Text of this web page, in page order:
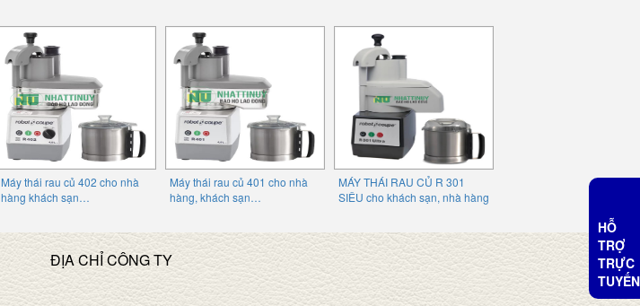
Máy thái rau củ 402 cho nhà
hàng khách sạn…
Máy thái rau củ 401 cho nhà
hàng, khách sạn…
MÁY THÁI RAU CỦ R 301
SIÊU cho khách sạn, nhà hàng
ĐỊA CHỈ CÔNG TY
HỖ
TRỢ
TRỰC
TUYẾN